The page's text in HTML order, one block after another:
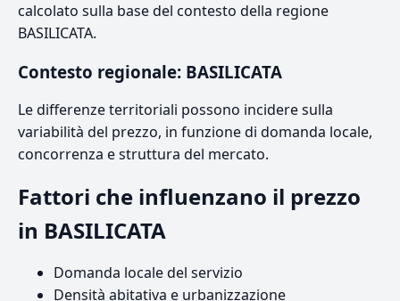
calcolato sulla base del contesto della regione
BASILICATA.
Contesto regionale: BASILICATA
Le differenze territoriali possono incidere sulla
variabilità del prezzo, in funzione di domanda locale,
concorrenza e struttura del mercato.
Fattori che influenzano il prezzo
in BASILICATA
Domanda locale del servizio
Densità abitativa e urbanizzazione